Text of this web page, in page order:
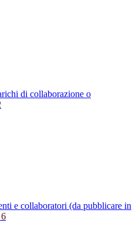
di collaborazione o
e collaboratori (da pubblicare in
6